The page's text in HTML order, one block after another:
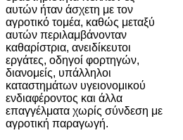
αυτών ήταν άσχετη με τον
αγροτικό τομέα, καθώς μεταξύ
αυτών περιλαμβάνονταν
καθαρίστρια, ανειδίκευτοι
εργάτες, οδηγοί φορτηγών,
διανομείς, υπάλληλοι
καταστημάτων υγειονομικού
ενδιαφέροντος και άλλα
επαγγέλματα χωρίς σύνδεση με
αγροτική παραγωγή.